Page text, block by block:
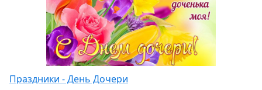
Праздники - День Дочери